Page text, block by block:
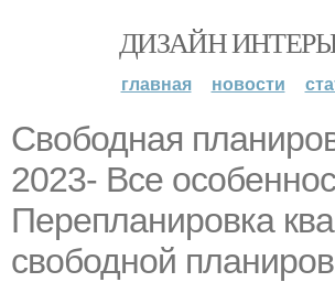
ДИЗАЙН
главная новости
Свободная
2023- Все
Перепланировка
свободной